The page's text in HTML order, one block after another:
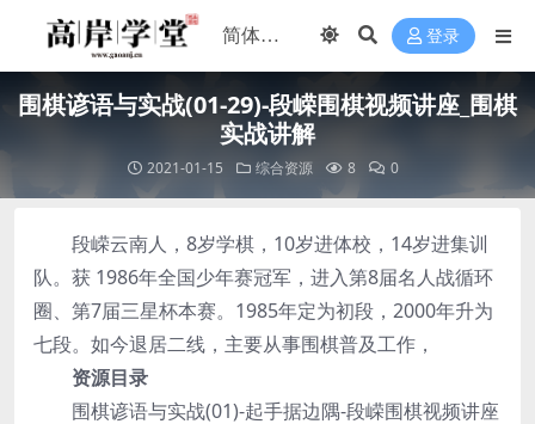
登录
围棋谚语与实战(01-29)-段嵘围棋视频讲座_围棋
实战讲解
2021-01-15 综合资源 8 0
段嵘云南人，8岁学棋，10岁进体校，14岁进集训
队。获 1986年全国少年赛冠军，进入第8届名人战循环
圈、第7届三星杯本赛。1985年定为初段，2000年升为
七段。如今退居二线，主要从事围棋普及工作，
资源目录
围棋谚语与实战(01)-起手据边隅-段嵘围棋视频讲座